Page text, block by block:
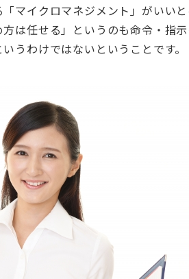
マイクロマネジメント」がいいと
は任せる」というのも命令・指
うわけではないということです。